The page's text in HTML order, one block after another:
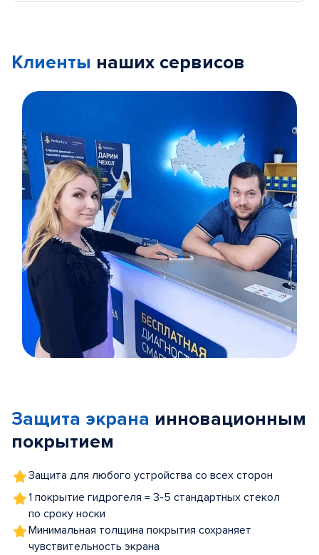
Клиенты наших сервисов
5
Защита экрана инновационным
покрытием
Защита для любого устройства со всех сторон
1 покрытие гидрогеля = 3-5 стандартных стекол
по сроку носки
Минимальная толщина покрытия сохраняет
чувствительность экрана